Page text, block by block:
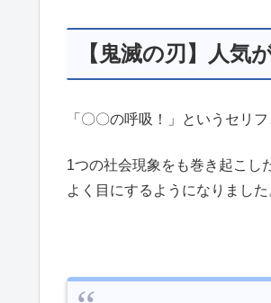
【鬼滅の刃】人気
「〇〇の呼吸！」というセリ
1つの社会現象をも巻き起こし
よく目にするようになりました